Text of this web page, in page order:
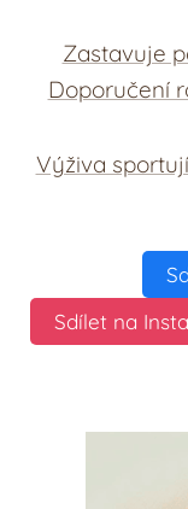
Zastavuje
Doporučení
Výživa
Sdílet na